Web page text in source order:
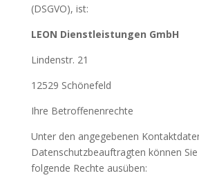
(DSGVO), ist:
LEON Dienstleistungen GmbH
Lindenstr. 21
12529 Schönefeld
Ihre Betroffenenrechte
Unter den angegebenen
Datenschutzbeauftragten können
folgende Rechte ausüben: